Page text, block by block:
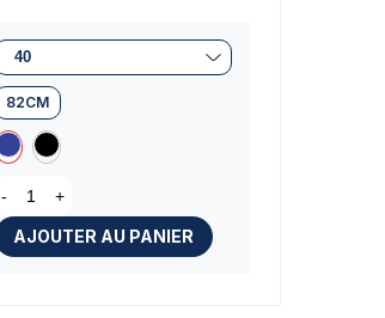
82CM
- +
AJOUTER AU PANIER